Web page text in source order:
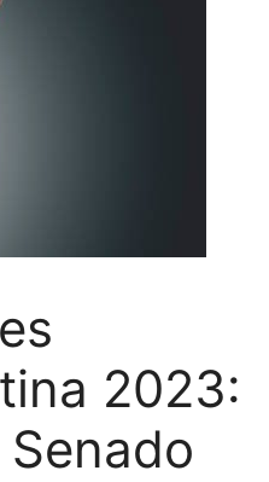
2023: